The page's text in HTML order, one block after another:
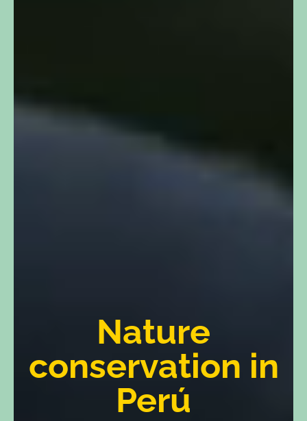
Nature
conservation in
Perú